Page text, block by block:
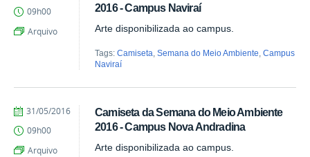
2016 - Campus Naviraí
Arte disponibilizada ao campus.
Tags:Camiseta ,Semana do Meio Ambiente ,Campus
Naviraí
Aragão
09h00
Arquivo
Camiseta da Semana do Meio Ambiente
2016 - Campus Nova Andradina
Arte disponibilizada ao campus.
by
Aragão
Published
31/05/2016
09h00
Arquivo